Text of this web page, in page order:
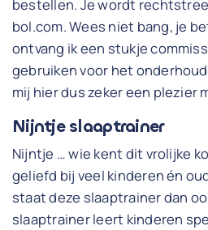
bestellen. Je wordt
bol.com. Wees niet bang, je
ontvang ik een stukje
gebruiken voor het
mij hier dus zeker een plezier
Nijntje slaaptrainer
Nijntje … wie kent dit vrolijke
geliefd bij veel kinderen én
staat deze slaaptrainer dan
slaaptrainer leert kinderen